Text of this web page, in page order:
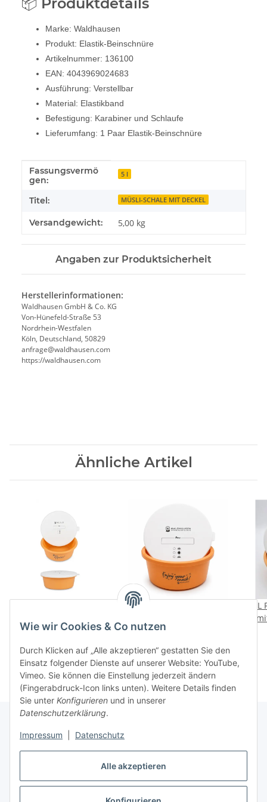
Alle akzeptieren
Wie wir Cookies & Co nutzen
Durch Klicken auf „Alle akzeptieren“ gestatten Sie den
Einsatz folgender Dienste auf unserer Website: YouTube,
Vimeo. Sie können die Einstellung jederzeit ändern
(Fingerabdruck-Icon links unten). Weitere Details finden
Sie unter Konfigurieren und in unserer
Datenschutzerklärung.
Impressum Datenschutz
Marke: Waldhausen
Produkt: Elastik-Beinschnüre
Artikelnummer: 136100
EAN: 4043969024683
Ausführung: Verstellbar
Material: Elastikband
Befestigung: Karabiner und Schlaufe
Lieferumfang: 1 Paar Elastik-Beinschnüre
Produkteigenschaft
Wert
Fassungsvermö
gen:
5 l
Titel: MÜSLI-SCHALE MIT DECKEL
Versandgewicht: 5,00 kg
Angaben zur Produktsicherheit
Herstellerinformationen:
Waldhausen GmbH & Co. KG
Von-Hünefeld-Straße 53
Nordrhein-Westfalen
Köln, Deutschland, 50829
anfrage@waldhausen.com
https://waldhausen.com
Ähnliche Artikel
8,95 €*
Futterschale 2L mit
your snack Futterdose
7,95 €
Gesetzliche Informationen